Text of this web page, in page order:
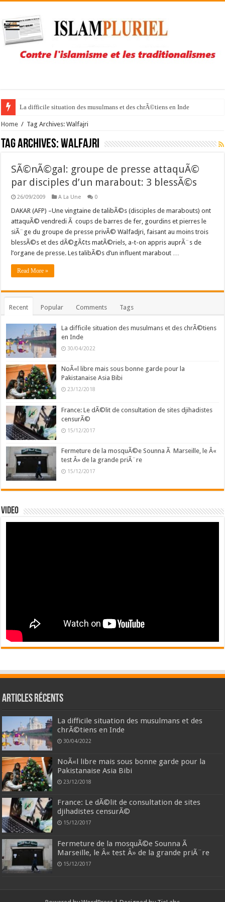
La difficile situation des musulmans et des chrÃ©tiens en Inde
Home / Tag Archives: Walfajri
Tag Archives:Walfajri
SÃ©nÃ©gal: groupe de presse attaquÃ©
par disciples d’un marabout: 3 blessÃ©s
26/09/2009 A La Une 0
DAKAR (AFP) –Une vingtaine de talibÃ©s (disciples de marabouts) ont
attaquÃ© vendredi Ã coups de barres de fer, gourdins et pierres le
siÃ¨ge du groupe de presse privÃ© Walfadjri, faisant au moins trois
blessÃ©s et des dÃ©gÃ¢ts matÃ©riels, a-t-on appris auprÃ¨s de
l’organe de presse. Les talibÃ©s d’un influent marabout …
Read More »
Recent Popular Comments Tags
La difficile situation des musulmans et des chrÃ©tiens
en Inde
30/04/2022
NoÃ«l libre mais sous bonne garde pour la
Pakistanaise Asia Bibi
23/12/2018
France: Le dÃ©lit de consultation de sites djihadistes
censurÃ©
15/12/2017
Fermeture de la mosquÃ©e Sounna Ã Marseille, le Â«
test Â» de la grande priÃ¨re
15/12/2017
Video
Articles récents
La difficile situation des musulmans et des
chrÃ©tiens en Inde
30/04/2022
NoÃ«l libre mais sous bonne garde pour la
Pakistanaise Asia Bibi
23/12/2018
France: Le dÃ©lit de consultation de sites
djihadistes censurÃ©
15/12/2017
Fermeture de la mosquÃ©e Sounna Ã
Marseille, le Â« test Â» de la grande priÃ¨re
15/12/2017